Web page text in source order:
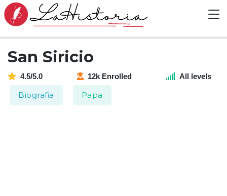
San Siricio
4.5/5.0 12k Enrolled All levels
Biografia Papa